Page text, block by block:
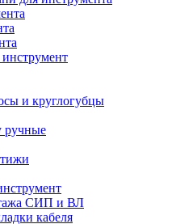
и круглогубцы
ручные
СИП и ВЛ
кабеля